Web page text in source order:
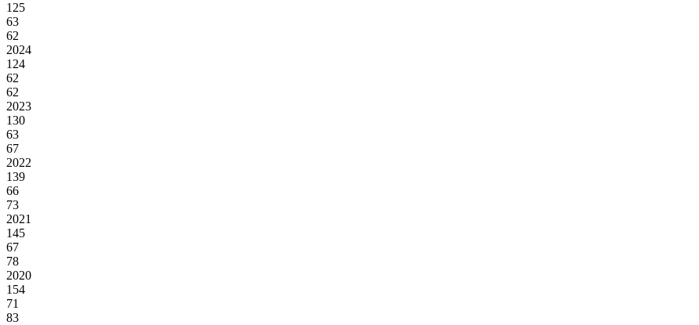
125
63
62
2024
124
62
62
2023
130
63
67
2022
139
66
73
2021
145
67
78
2020
154
71
83